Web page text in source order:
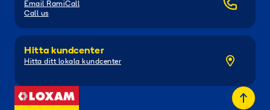
Email RamiCall
Call us
Hitta kundcenter
Hitta ditt lokala kundcenter